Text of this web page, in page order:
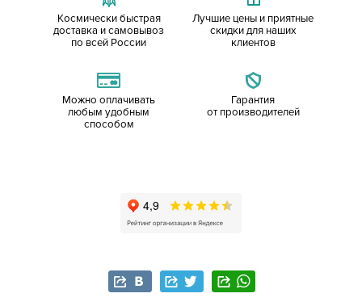
Космически быстрая
доставка и самовывоз
по всей России
Лучшие цены и приятные
скидки для наших
клиентов
Можно оплачивать
любым удобным
способом
Гарантия
от производителей